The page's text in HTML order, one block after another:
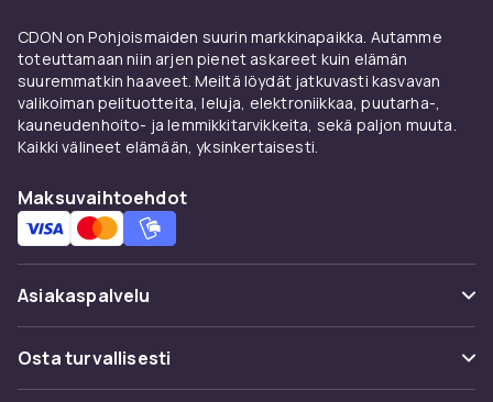
CDON on Pohjoismaiden suurin markkinapaikka. Autamme
toteuttamaan niin arjen pienet askareet kuin elämän
suuremmatkin haaveet. Meiltä löydät jatkuvasti kasvavan
valikoiman pelituotteita, leluja, elektroniikkaa, puutarha-,
kauneudenhoito- ja lemmikkitarvikkeita, sekä paljon muuta.
Kaikki välineet elämään, yksinkertaisesti.
Maksuvaihtoehdot
Asiakaspalvelu
Usein kysyttyä (UKK)
Seuraa pakettia
Osta turvallisesti